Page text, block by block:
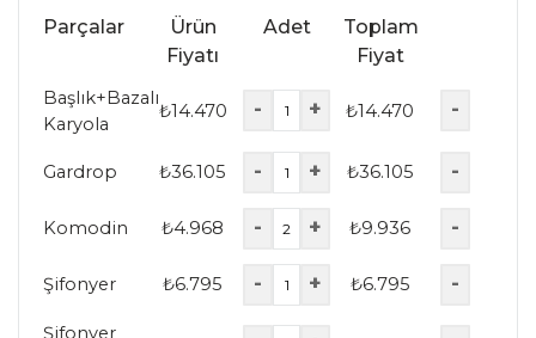
Parçalar
Ürün
Fiyatı
Adet
Toplam
Fiyat
Başlık+Bazalı
Karyola
₺14.470 - + ₺14.470 -
Gardrop ₺36.105 - + ₺36.105 -
Komodin ₺4.968 - + ₺9.936 -
Şifonyer ₺6.795 - + ₺6.795 -
Şifonyer